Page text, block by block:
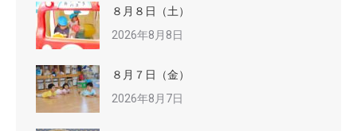
８月８日（土）
2026年8月8日
８月７日（金）
2026年8月7日